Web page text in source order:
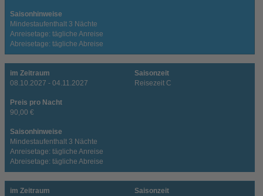
Saisonhinweise
Mindestaufenthalt 3 Nächte
Anreisetage: tägliche Anreise
Abreisetage: tägliche Abreise
im Zeitraum
08.10.2027 - 04.11.2027
Saisonzeit
Reisezeit C
Preis pro Nacht
90,00 €
Saisonhinweise
Mindestaufenthalt 3 Nächte
Anreisetage: tägliche Anreise
Abreisetage: tägliche Abreise
im Zeitraum
Saisonzeit